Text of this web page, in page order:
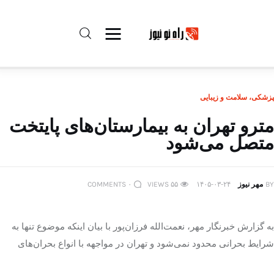
درباره راه‌ نو نیوز
ارتباط با راه‌ نو نیوز
حفظ حریم شخصی
تبلیغات راه نو نیوز
پزشکی، سلامت و زیبایی
مترو تهران به بیمارستان‌های پایتخت
متصل می‌شود
BY مهر نیوز ۱۴۰۵-۰۳-۲۴ ۵۵ VIEWS ۰ COMMENTS
به گزارش خبرنگار مهر، نعمت‌الله فرزان‌پور با بیان اینکه موضوع تنها به
شرایط بحرانی محدود نمی‌شود و تهران در مواجهه با انواع بحران‌های